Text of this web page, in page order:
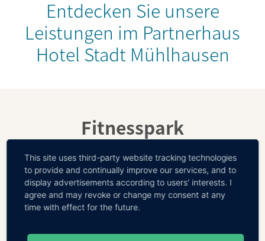
Entdecken Sie unsere
Leistungen im Partnerhaus
Hotel Stadt Mühlhausen
Fitnesspark
MEHR ERFAHREN
This site uses third-party website tracking technologies
to provide and continually improve our services, and to
display advertisements according to users' interests. I
agree and may revoke or change my consent at any
time with effect for the future.